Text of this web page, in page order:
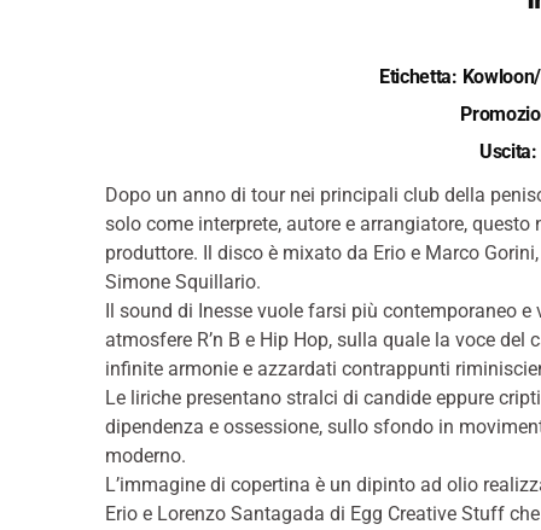
Etichetta:
Dopo un anno di tour nei principali club della
solo come interprete, autore e arrangiatore,
produttore. Il disco è mixato da Erio e Marco
Simone Squillario.
Il sound di Inesse vuole farsi più contemporaneo
atmosfere R’n B e Hip Hop, sulla quale la voce
infinite armonie e azzardati contrappunti
Le liriche presentano stralci di candide eppure
dipendenza e ossessione, sullo sfondo in
moderno.
L’immagine di copertina è un dipinto ad olio
Erio e Lorenzo Santagada di Egg Creative Stuff